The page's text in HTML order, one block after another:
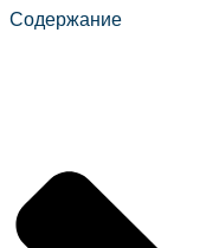
Содержание